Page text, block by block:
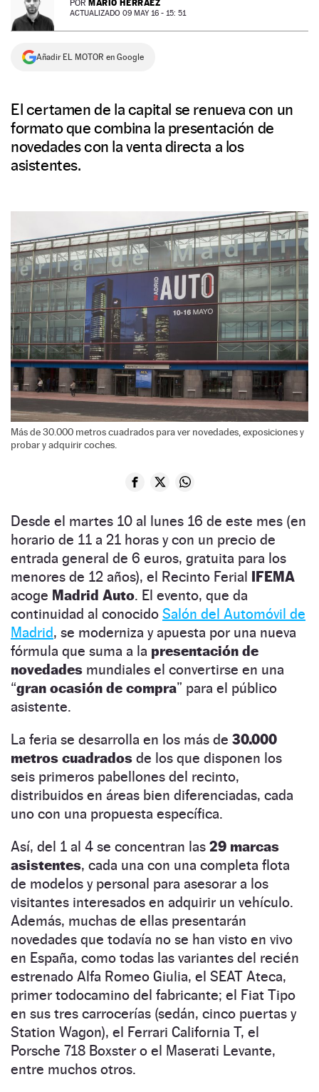
NEWSLETTER
SÍGUENOS
POR MARIO HERRÁEZ
ACTUALIZADO 09 MAY 16 - 15: 51
Añadir EL MOTOR en Google
El certamen de la capital se renueva con un
formato que combina la presentación de
novedades con la venta directa a los
asistentes.
Más de 30.000 metros cuadrados para ver novedades, exposiciones y
probar y adquirir coches.
Desde el martes 10 al lunes 16 de este mes (en
horario de 11 a 21 horas y con un precio de
entrada general de 6 euros, gratuita para los
menores de 12 años), el Recinto Ferial IFEMA
acoge Madrid Auto. El evento, que da
continuidad al conocido Salón del Automóvil de
Madrid, se moderniza y apuesta por una nueva
fórmula que suma a la presentación de
novedades mundiales el convertirse en una
“gran ocasión de compra” para el público
asistente.
La feria se desarrolla en los más de 30.000
metros cuadrados de los que disponen los
seis primeros pabellones del recinto,
distribuidos en áreas bien diferenciadas, cada
uno con una propuesta específica.
Así, del 1 al 4 se concentran las 29 marcas
asistentes, cada una con una completa flota
de modelos y personal para asesorar a los
visitantes interesados en adquirir un vehículo.
Además, muchas de ellas presentarán
novedades que todavía no se han visto en vivo
en España, como todas las variantes del recién
estrenado Alfa Romeo Giulia, el SEAT Ateca,
primer todocamino del fabricante; el Fiat Tipo
en sus tres carrocerías (sedán, cinco puertas y
Station Wagon), el Ferrari California T, el
Porsche 718 Boxster o el Maserati Levante,
entre muchos otros.